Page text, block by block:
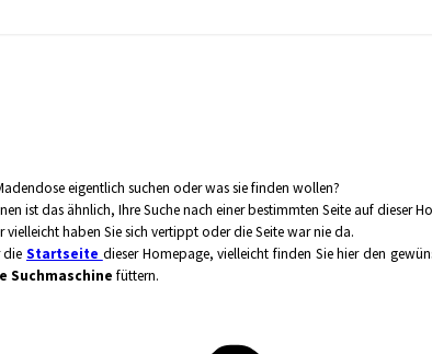
eigentlich suchen oder was sie finden wollen?
ist das ähnlich, Ihre Suche nach einer bestimmten Seite auf dieser
haben Sie sich vertippt oder die Seite war nie da.
dieStartseite dieser Homepage, vielleicht finden Sie hier den
Suchmaschine füttern.